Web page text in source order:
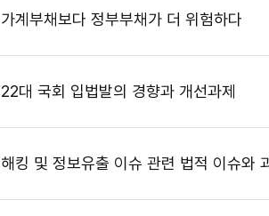
가계부채보다 정부부채가 더 위험하다
22대 국회 입법발의 경향과 개선과제
해킹 및 정보유출 이슈 관련 법적 이슈와